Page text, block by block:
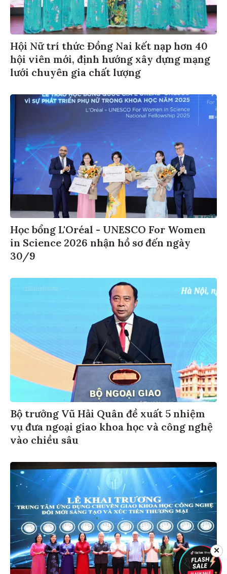
Hội Nữ trí thức Đồng Nai kết nạp hơn 40
hội viên mới, định hướng xây dựng mạng
lưới chuyên gia chất lượng
Học bổng L'Oréal - UNESCO For Women
in Science 2026 nhận hồ sơ đến ngày
30/9
Bộ trưởng Vũ Hải Quân đề xuất 5 nhiệm
vụ đưa ngoại giao khoa học và công nghệ
vào chiều sâu
✕